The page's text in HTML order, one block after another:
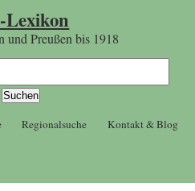
und Preußen bis 1918
Regionalsuche Kontakt & Blog